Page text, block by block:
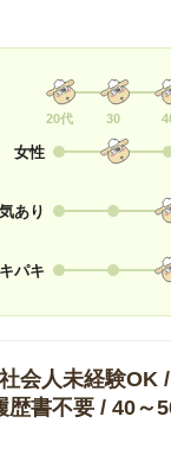
20代 30
女性
あり
パキ
会人未経験OK
歴書不要 / 40～